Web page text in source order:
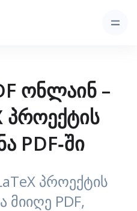
ონლაინ –
პროექტის
PDF‑ში
პროექტის
PDF,